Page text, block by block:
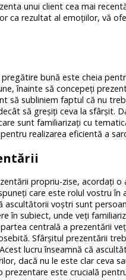
unui client cea mai
ca rezultat al emoţiilor, vă
bună este cheia
înainte să concepeţi
să subliniem faptul că nu
să greşiţi ceva la sfârşit.
sunt familiarizaţi cu
realizarea eficientă a
propriu-zise, acordaţi
care este rolul vostru
voştri sunt
în subiect, unde veţi
centrală a prezentării
Sfârşitul prezentării
lucru înseamnă că
dacă nu le este clar ceva
este crucială